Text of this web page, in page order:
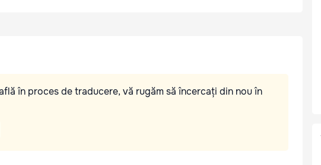
în proces de traducere, vă rugăm să încercați din nou în